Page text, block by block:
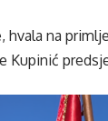
hvala na
Kupinić